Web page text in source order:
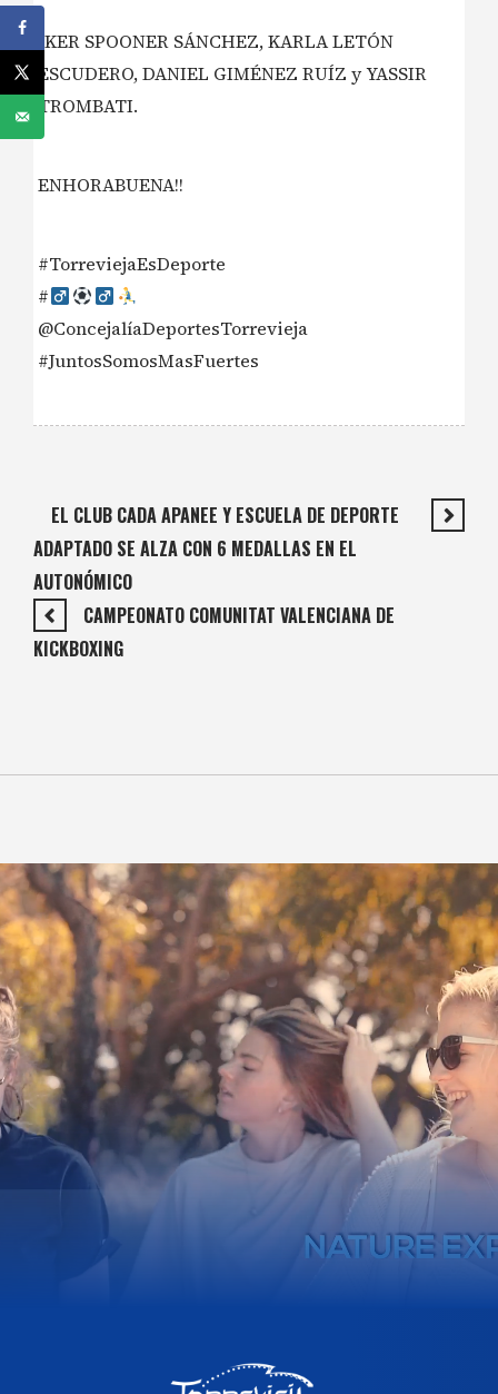
IKER SPOONER SÁNCHEZ, KARLA LETÓN
ESCUDERO, DANIEL GIMÉNEZ RUÍZ y YASSIR
TROMBATI.
ENHORABUENA!!
#TorreviejaEsDeporte
#‍
@ConcejalíaDeportesTorrevieja
#JuntosSomosMasFuertes
EL CLUB CADA APANEE Y ESCUELA DE DEPORTE
ADAPTADO SE ALZA CON 6 MEDALLAS EN EL
AUTONÓMICO
CAMPEONATO COMUNITAT VALENCIANA DE
KICKBOXING